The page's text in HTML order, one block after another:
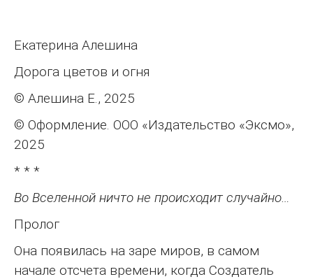
Екатерина Алешина
Дорога цветов и огня
© Алешина Е., 2025
© Оформление. ООО «Издательство «Эксмо»,
2025
* * *
Во Вселенной ничто не происходит случайно…
Пролог
Она появилась на заре миров, в самом
начале отсчета времени, когда Создатель